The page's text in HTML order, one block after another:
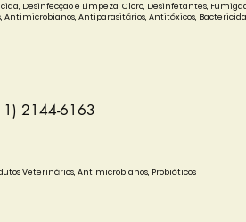
Desinfecção e Limpeza, Cloro, Desinfetantes,
Antiparasitários, Antitóxicos,
2144-6163
Veterinários, Antimicrobianos, Probióticos